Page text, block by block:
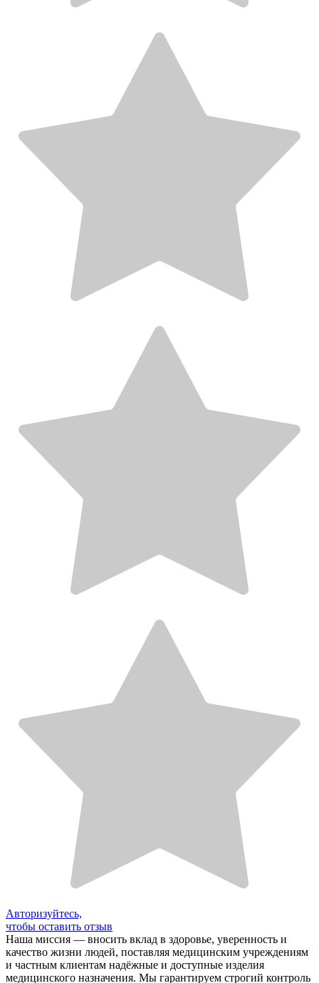
Авторизуйтесь,
чтобы оставить отзыв
Наша миссия — вносить вклад в здоровье, уверенность и
качество жизни людей, поставляя медицинским учреждениям
и частным клиентам надёжные и доступные изделия
медицинского назначения. Мы гарантируем строгий контроль